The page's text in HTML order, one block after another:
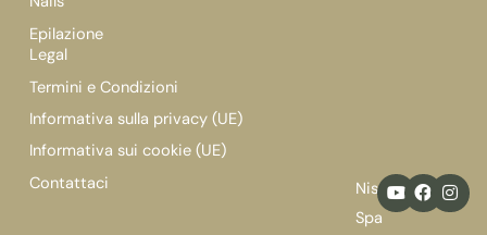
Epilazione
Legal
Termini e Condizioni
Informativa sulla privacy (UE)
Informativa sui cookie (UE)
Contattaci
Nisa
Spa
Y
o
u
F
a
c
I
n
s